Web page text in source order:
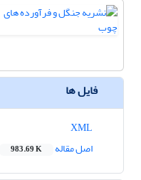
فایل ها
اصل مقاله
983.69 K